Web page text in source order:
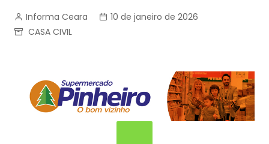
Informa Ceara
10 de janeiro de 2026
CASA CIVIL